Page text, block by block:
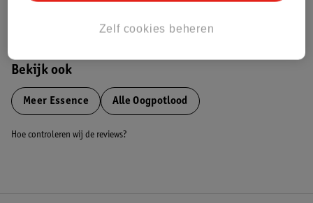
Bekijk ook
Meer Essence Alle Oogpotlood
Hoe controleren wij de reviews?
Zelf cookies beheren